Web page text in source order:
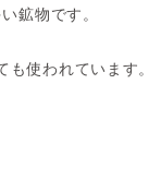
鉱物です。
使われています。